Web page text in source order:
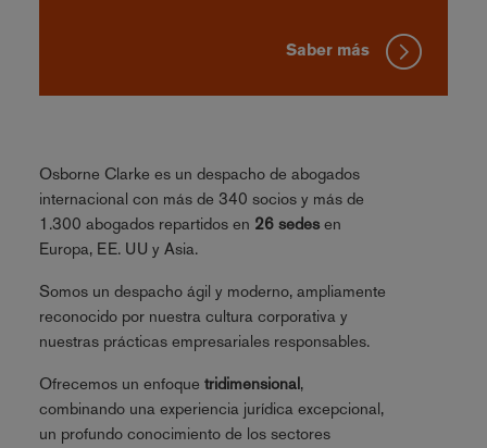
Saber más
Osborne Clarke es un despacho de abogados
internacional con más de 340 socios y más de
1.300 abogados repartidos en 26 sedesen
Europa, EE. UU y Asia.
Somos un despacho ágil y moderno, ampliamente
reconocido por nuestra cultura corporativa y
nuestras prácticas empresariales responsables.
Ofrecemos un enfoque tridimensional,
combinando una experiencia jurídica excepcional,
un profundo conocimiento de los sectores